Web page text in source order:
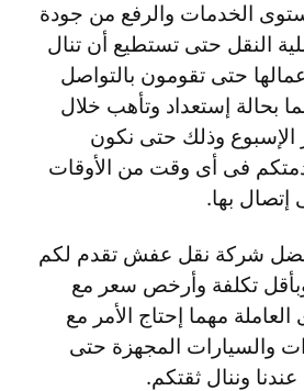
الخدمات والرفع من جودة
النقل حتى تستطيع أن تنال
حتى تقومون بالتواصل
بحالة إستعداد وتأهب خلال
الإسبوع وذلك حتى نكون
فى أى وقت من الأوقات
إتصال بها.
شركة نقل عفش تقدم لكم
تكلفة وأرخص سعر مع
العاملة مهما إحتاج الأمر مع
والسيارات المجهزة حتى
وننال ثقتكم.